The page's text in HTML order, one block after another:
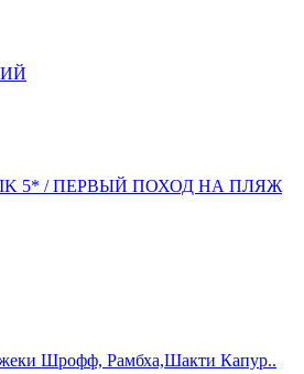
5* / ПЕРВЫЙ ПОХОД НА ПЛЯЖ
Шрофф, Рамбха,Шакти Капур..